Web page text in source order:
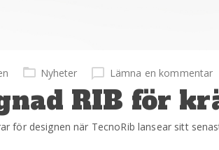
Nyheter Lämna en kommentar
RIB för
för designen när TecnoRib lansear sitt